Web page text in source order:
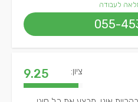
לעבודה
055-
ציון: 9.25